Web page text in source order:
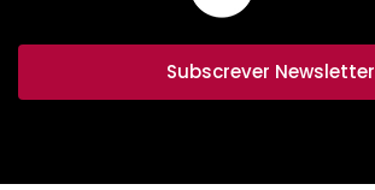
Subscrever Newsletter